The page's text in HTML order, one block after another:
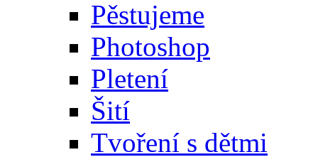
Pěstujeme
Photoshop
Pletení
Šití
Tvoření s dětmi